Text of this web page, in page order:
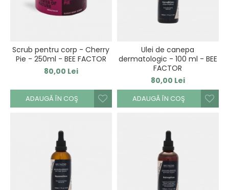
Scrub pentru corp - Cherry
Pie - 250ml - BEE FACTOR
80,00 Lei
ADAUGĂ ÎN COŞ
Ulei de canepa
dermatologic - 100 ml - BEE
FACTOR
80,00 Lei
ADAUGĂ ÎN COŞ